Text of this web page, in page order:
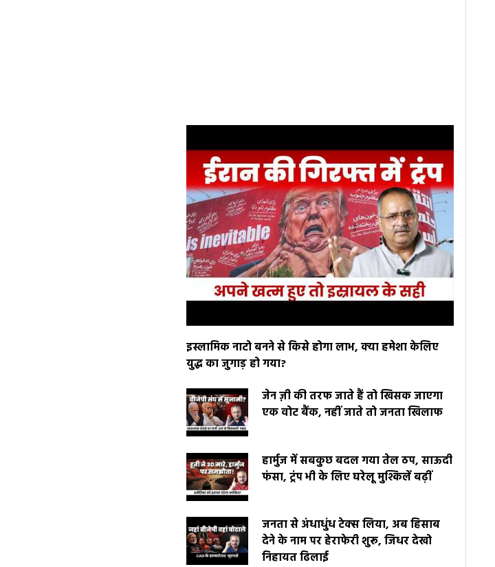
इस्लामिक नाटो बनने से किसे होगा लाभ, क्या हमेशा केलिए
युद्ध का जुगाड़ हो गया?
जेन ज़ी की तरफ जाते हैं तो खिसक जाएगा
एक वोट बैंक, नहीं जाते तो जनता खिलाफ
हार्मुज में सबकुछ बदल गया तेल ठप, साऊदी
फंसा, ट्रंप भी के लिए घरेलू मुश्किलें बढ़ीं
जनता से अंधाधुंध टेक्स लिया, अब हिसाब
देने के नाम पर हेराफेरी शुरू, जिधर देखो
निहायत ढिलाई